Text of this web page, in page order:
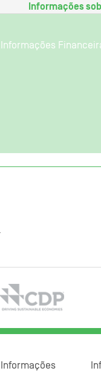
Informações
Informações
Informações